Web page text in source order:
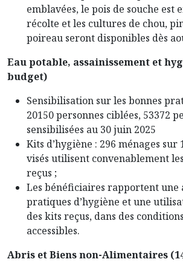
emblavées, le pois de souche est
récolte et les cultures de chou,
poireau seront disponibles dès
Eau potable, assainissement et
budget)
Sensibilisation sur les bonnes
20150 personnes ciblées, 53372
sensibilisées au 30 juin 2025
Kits d’hygiène : 296 ménages sur
visés utilisent convenablement
reçus ;
Les bénéficiaires rapportent une
pratiques d’hygiène et une
des kits reçus, dans des
accessibles.
Abris et Biens non-Alimentaires